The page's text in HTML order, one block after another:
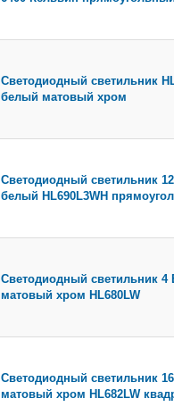
Светодиодный светильник
белый матовый хром
Светодиодный светильник
белый HL690L3WH
Светодиодный светильник 4
матовый хром HL680LW
Светодиодный светильник
матовый хром HL682LW